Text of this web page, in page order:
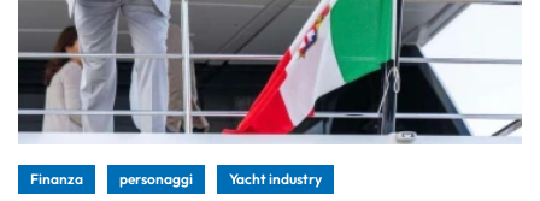
Finanza personaggi Yacht industry